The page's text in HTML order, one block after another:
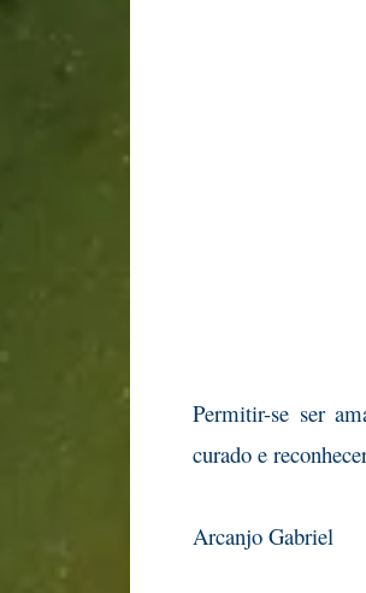
Permitir-se ser
curado e
Arcanjo Gabriel